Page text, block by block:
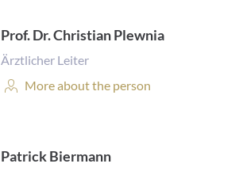
Prof. Dr. Christian Plewnia
Ärztlicher Leiter
Personal
More about the person
Patrick Biermann